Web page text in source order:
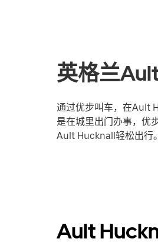
英格兰
通过优步叫车，在Ault
是在城里出门办事，优
Ault Hucknall轻松出行。
Ault